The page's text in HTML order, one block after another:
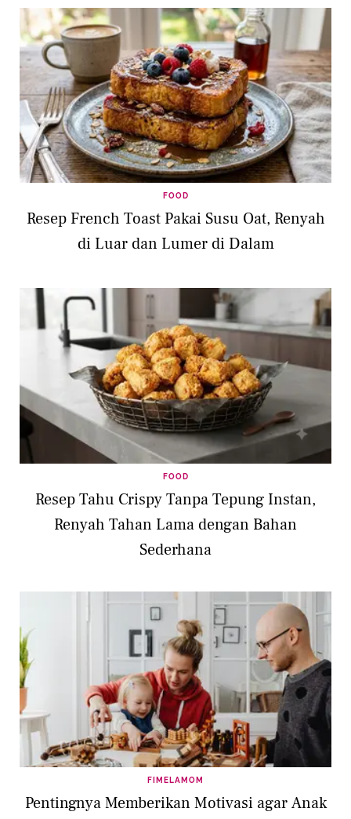
FOOD
Resep French Toast Pakai Susu Oat, Renyah
di Luar dan Lumer di Dalam
FOOD
Resep Tahu Crispy Tanpa Tepung Instan,
Renyah Tahan Lama dengan Bahan
Sederhana
FIMELAMOM
Pentingnya Memberikan Motivasi agar Anak